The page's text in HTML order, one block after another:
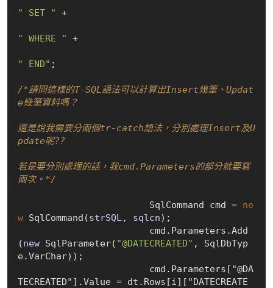
" SET " +
" WHERE " +
" END" ;
/*請問這樣的T-SQL語法可以計算出Insert幾筆、Updat
e幾筆資料嗎？
還是說我需要分兩個tr-catch語法，分別處理Insert及U
pdate呢??
若是要分別處理的話，我cmd.Parameters的部分就要寫
兩次。*/
			SqlCommand cmd =
ne
w SqlCommand(strSQL , sqlcn) ;
			cmd.Parameters.
Add
(new SqlParameter( "@DATECREATED" , SqlDbTyp
e.VarChar) );
			cmd.Parameters
["@DA
TECREATED"] .Value = dt.Rows [i ] ["DATECREATE